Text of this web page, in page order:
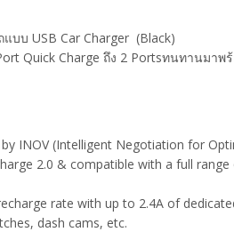
บบ USB Car Charger (Black)
Quick Charge ถึง 2 Portsทนทานมา
INOV (Intelligent Negotiation for
2.0 & compatible with a full
rate with up to 2.4A of
dash cams, etc.